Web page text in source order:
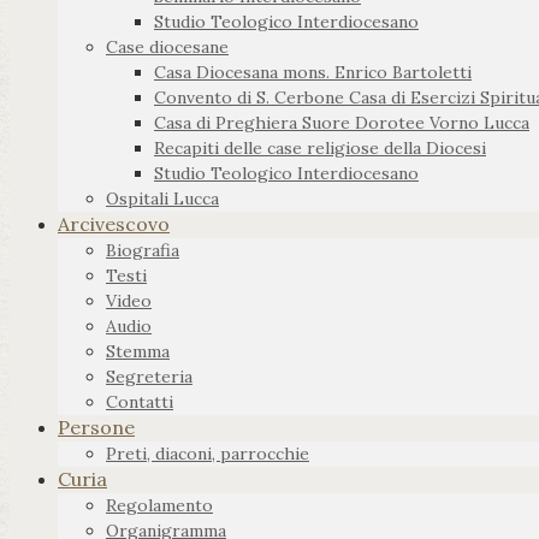
Studio Teologico Interdiocesano
Case diocesane
Casa Diocesana mons. Enrico Bartoletti
Convento di S. Cerbone Casa di Esercizi
Casa di Preghiera Suore Dorotee Vorno Lucca
Recapiti delle case religiose della Diocesi
Studio Teologico Interdiocesano
Ospitali Lucca
Arcivescovo
Biografia
Testi
Video
Audio
Stemma
Segreteria
Contatti
Persone
Preti, diaconi, parrocchie
Curia
Regolamento
Organigramma